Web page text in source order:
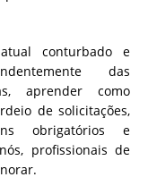
conturbado e
das
aprender como
de solicitações,
obrigatórios e
profissionais de